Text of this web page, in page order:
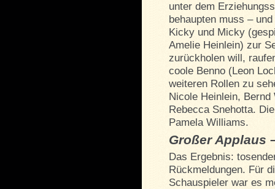
unter dem
behaupten muss –
Kicky und Micky
Amelie Heinlein) zur
zurückholen will,
coole Benno (Leon
weiteren Rollen zu
Nicole Heinlein,
Rebecca Snehotta.
Pamela Williams.
Großer Applaus
Das Ergebnis:
Rückmeldungen. Für
Schauspieler war es